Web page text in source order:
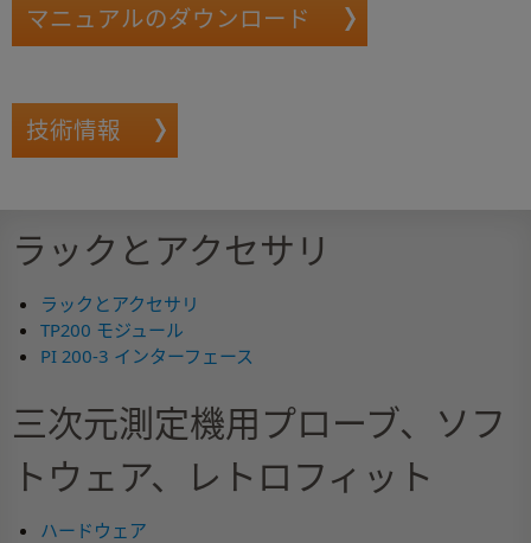
マニュアルのダウンロード
技術情報
ラックとアクセサリ
ラックとアクセサリ
TP200 モジュール
PI 200-3 インターフェース
三次元測定機用プローブ、ソフ
トウェア、レトロフィット
ハードウェア